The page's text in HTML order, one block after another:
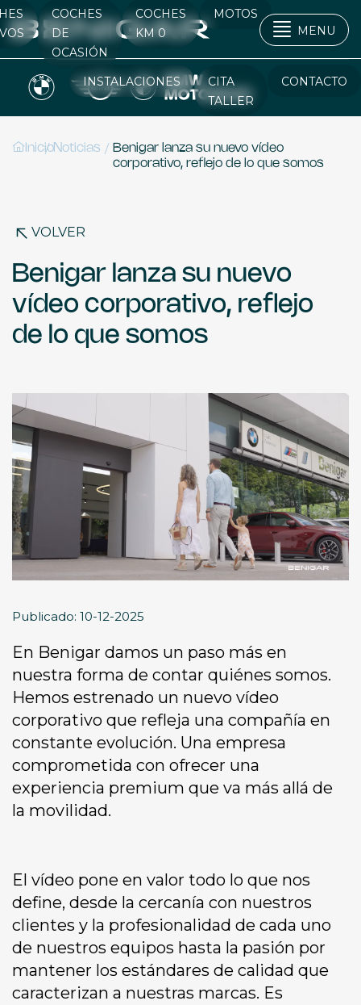
COCHES
DE
OCASIÓN
COCHES
KM 0
MOTOS
MENU
INSTALACIONES
CITA
TALLER
CONTACTO
Inicio
/ Noticias / Benigar lanza su nuevo vídeo
corporativo, reflejo de lo que somos
VOLVER
Benigar lanza su nuevo
vídeo corporativo, reflejo
de lo que somos
Publicado: 10-12-2025
En Benigar damos un paso más en
nuestra forma de contar quiénes somos.
Hemos estrenado un nuevo vídeo
corporativo que refleja una compañía en
constante evolución. Una empresa
comprometida con ofrecer una
experiencia premium que va más allá de
la movilidad.
El vídeo pone en valor todo lo que nos
define, desde la cercanía con nuestros
clientes y la profesionalidad de cada uno
de nuestros equipos hasta la pasión por
mantener los estándares de calidad que
caracterizan a nuestras marcas. Es